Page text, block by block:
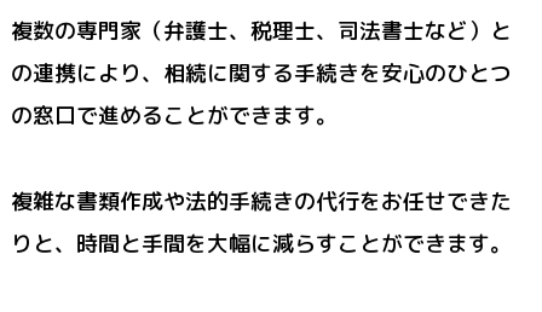
複数の専門家（弁護士、税理士、司法書士など）と
の連携により、相続に関する手続きを安心のひとつ
の窓⼝で進めることができます。
複雑な書類作成や法的手続きの代行をお任せできた
りと、時間と手間を大幅に減らすことができます。